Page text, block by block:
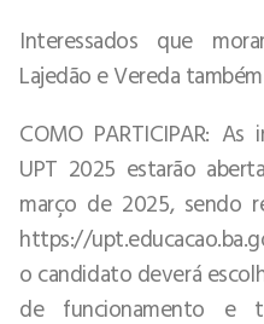
Interessados que
Lajedão e Vereda
COMO PARTICIPAR:
UPT 2025 estarão
março de 2025, sendo
https://
o candidato deverá
de funcionamento e